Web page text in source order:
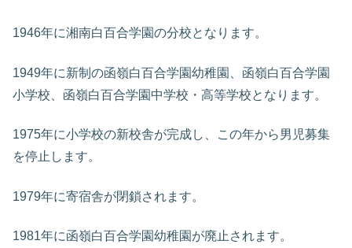
1946年に湘南白百合学園の分校となります。
1949年に新制の函嶺白百合学園幼稚園、函嶺白百合学園
小学校、函嶺白百合学園中学校・高等学校となります。
1975年に小学校の新校舎が完成し、この年から男児募集
を停止します。
1979年に寄宿舎が閉鎖されます。
1981年に函嶺白百合学園幼稚園が廃止されます。